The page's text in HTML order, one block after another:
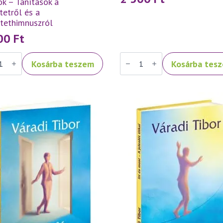
és a
Ft
Kosárba teszem
Váradi
Tibor:
Fénykereszt
Kosárba